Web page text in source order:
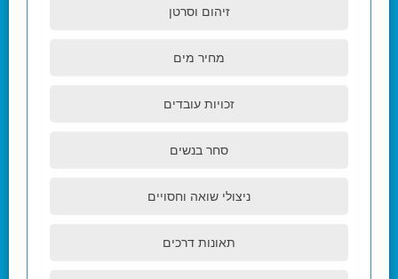
זיהום וסרטן
מחיר מים
זכויות עובדים
סחר בנשים
ניצולי שואה וחסויים
תאונות דרכים